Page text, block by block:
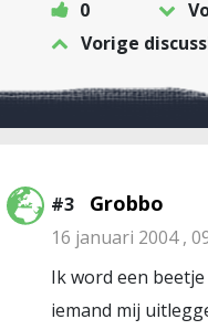
0
Vorige
#3 Grobbo
16 januari 2004 ,
Ik word een beetje
iemand mij